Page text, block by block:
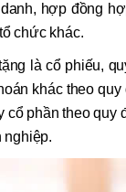
hợp đồng
chức khác.
là cổ phiếu,
khác theo
cổ phần theo
nghiệp.